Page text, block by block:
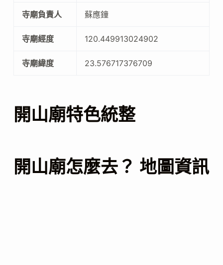
寺廟負責人 蘇應鐘
寺廟經度 120.449913024902
寺廟緯度 23.576717376709
開山廟特色統整
開山廟怎麼去？ 地圖資訊